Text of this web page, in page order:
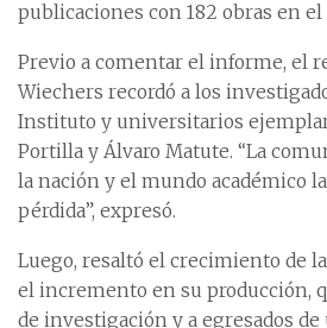
publicaciones con 182 obras en el
Previo a comentar el informe, el
Wiechers recordó a los
Instituto y universitarios
Portilla y Álvaro Matute. “La
la nación y el mundo académico
pérdida”, expresó.
Luego, resaltó el crecimiento de
el incremento en su producción,
de investigación y a egresados